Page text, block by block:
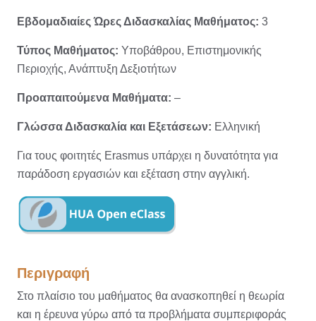
Εβδομαδιαίες Ώρες Διδασκαλίας Μαθήματος: 3
Τύπος Μαθήματος: Υποβάθρου, Επιστημονικής
Περιοχής, Ανάπτυξη Δεξιοτήτων
Προαπαιτούμενα Μαθήματα: –
Γλώσσα Διδασκαλία και Εξετάσεων: Ελληνική
Για τους φοιτητές Erasmus υπάρχει η δυνατότητα για
παράδοση εργασιών και εξέταση στην αγγλική.
Περιγραφή
Στο πλαίσιο του μαθήματος θα ανασκοπηθεί η θεωρία
και η έρευνα γύρω από τα προβλήματα συμπεριφοράς